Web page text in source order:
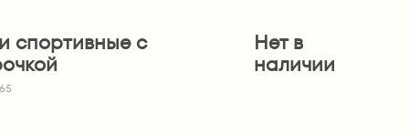
спортивные с Нет в
наличии